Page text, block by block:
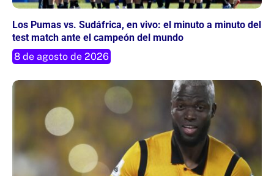
Los Pumas vs. Sudáfrica, en vivo: el minuto a minuto del
test match ante el campeón del mundo
8 de agosto de 2026